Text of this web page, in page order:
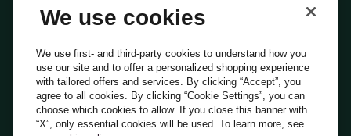
Everli Shoppers
About Us
Everli News
Domande frequenti
Lavora con noi
Diventa Shopper
Investitori
PrivacyCookiePreferenze Cookie
Termini e CondizioniCodice Etico
We use cookies
We use first- and third-party cookies to understand how you
use our site and to offer a personalized shopping experience
with tailored offers and services. By clicking “Accept”, you
agree to all cookies. By clicking “Cookie Settings”, you can
choose which cookies to allow. If you close this banner with
“X”, only essential cookies will be used. To learn more, see